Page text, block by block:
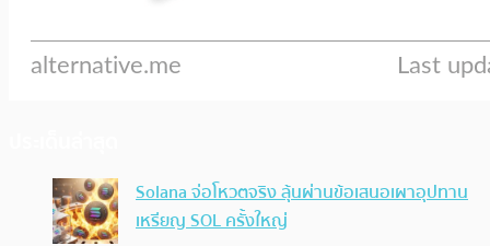
Solana จ่อโหวตจริง ลุ้นผ่านข้อเสนอเผาอุปทาน
เหรียญ SOL ครั้งใหญ่